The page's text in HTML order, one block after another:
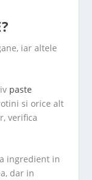
iar altele
paste
si orice alt
verifica
ingredient in
dar in